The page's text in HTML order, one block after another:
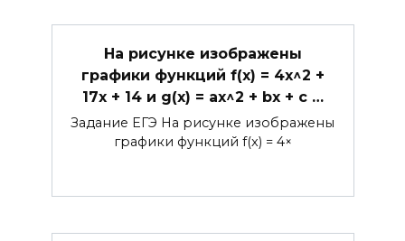
На рисунке изображены
графики функций f(x) = 4x^2 +
17x + 14 и g(x) = ax^2 + bx + c …
Задание ЕГЭ На рисунке изображены
графики функций f(x) = 4×